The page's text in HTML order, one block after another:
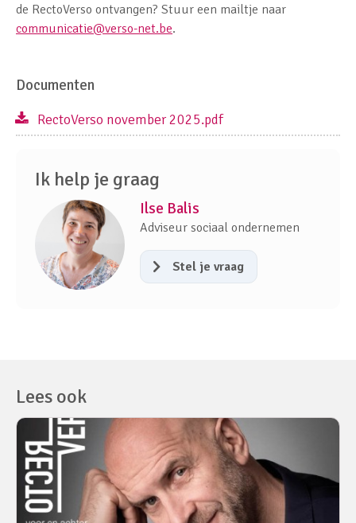
de RectoVerso ontvangen? Stuur een mailtje naar
communicatie@verso-net.be.
Documenten
RectoVerso november 2025.pdf
Ik help je graag
Ilse Balis
Adviseur sociaal ondernemen
Stel je vraag
Lees ook